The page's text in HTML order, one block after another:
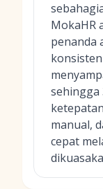
MokaHR
penanda
sehingga
manual,
cepat